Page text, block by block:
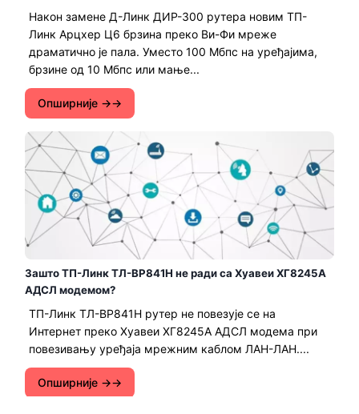
Након замене Д-Линк ДИР-300 рутера новим ТП-
Линк Арцхер Ц6 брзина преко Ви-Фи мреже
драматично је пала. Уместо 100 Мбпс на уређајима,
брзине од 10 Мбпс или мање...
Опширније →
Зашто ТП-Линк ТЛ-ВР841Н не ради са Хуавеи ХГ8245А
АДСЛ модемом?
ТП-Линк ТЛ-ВР841Н рутер не повезује се на
Интернет преко Хуавеи ХГ8245А АДСЛ модема при
повезивању уређаја мрежним каблом ЛАН-ЛАН....
Опширније →